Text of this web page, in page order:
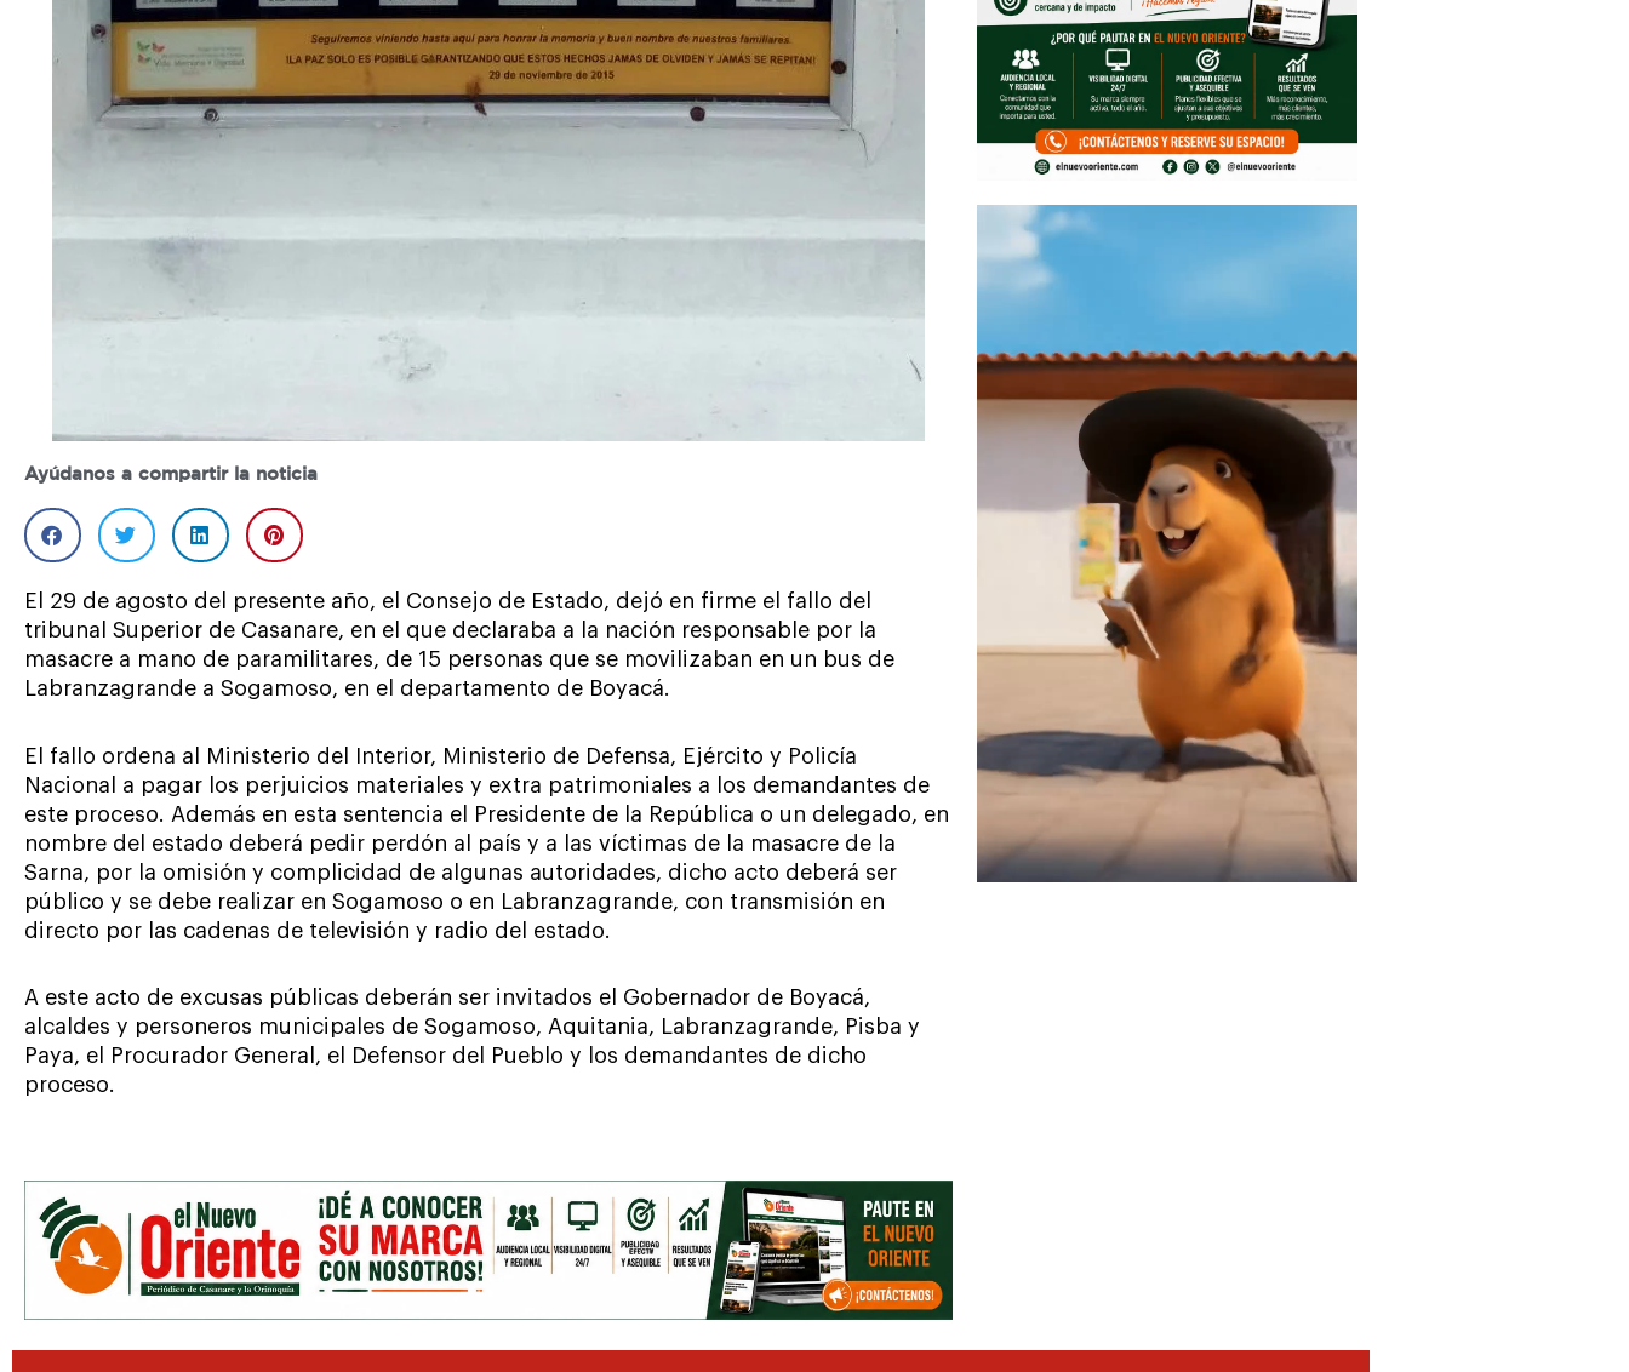
Ayúdanos a compartir la noticia
El 29 de agosto del presente año, el Consejo de Estado, dejó en firme el fallo del
tribunal Superior de Casanare, en el que declaraba a la nación responsable por la
masacre a mano de paramilitares, de 15 personas que se movilizaban en un bus de
Labranzagrande a Sogamoso, en el departamento de Boyacá.
El fallo ordena al Ministerio del Interior, Ministerio de Defensa, Ejército y Policía
Nacional a pagar los perjuicios materiales y extra patrimoniales a los demandantes de
este proceso. Además en esta sentencia el Presidente de la República o un delegado, en
nombre del estado deberá pedir perdón al país y a las víctimas de la masacre de la
Sarna, por la omisión y complicidad de algunas autoridades, dicho acto deberá ser
público y se debe realizar en Sogamoso o en Labranzagrande, con transmisión en
directo por las cadenas de televisión y radio del estado.
A este acto de excusas públicas deberán ser invitados el Gobernador de Boyacá,
alcaldes y personeros municipales de Sogamoso, Aquitania, Labranzagrande, Pisba y
Paya, el Procurador General, el Defensor del Pueblo y los demandantes de dicho
proceso.